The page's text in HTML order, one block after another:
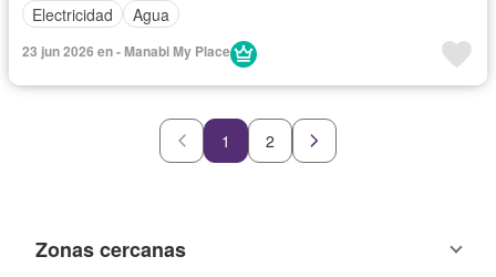
Electricidad
Agua
23 jun 2026 en - Manabi My Place
1 2
Zonas cercanas